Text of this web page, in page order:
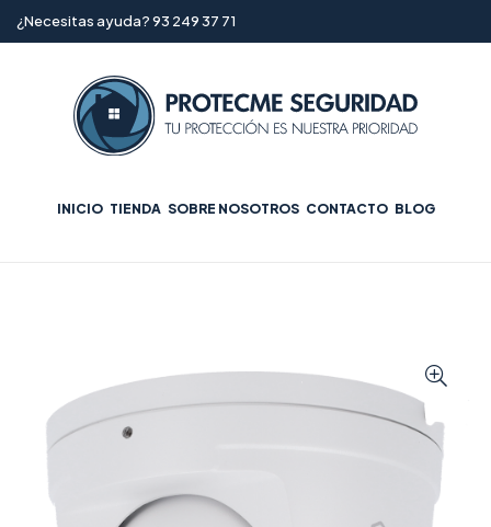
¿Necesitas ayuda? 93 249 37 71
INICIO TIENDA SOBRE NOSOTROS CONTACTO BLOG